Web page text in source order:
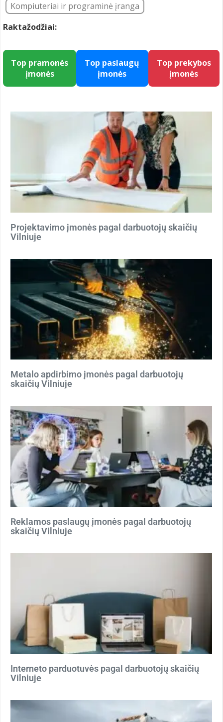
Kompiuteriai ir programinė įranga
Raktažodžiai:
Top pramonės
įmonės
Top paslaugų
įmonės
Top prekybos
įmonės
Projektavimo įmonės pagal darbuotojų skaičių
Vilniuje
Metalo apdirbimo įmonės pagal darbuotojų
skaičių Vilniuje
Reklamos paslaugų įmonės pagal darbuotojų
skaičių Vilniuje
Interneto parduotuvės pagal darbuotojų skaičių
Vilniuje